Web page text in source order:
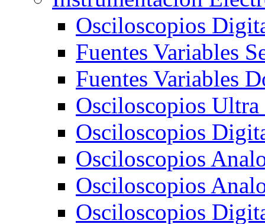
Osciloscopios
Fuentes Variables
Fuentes Variables
Osciloscopios
Osciloscopios
Osciloscopios
Osciloscopios
Osciloscopios